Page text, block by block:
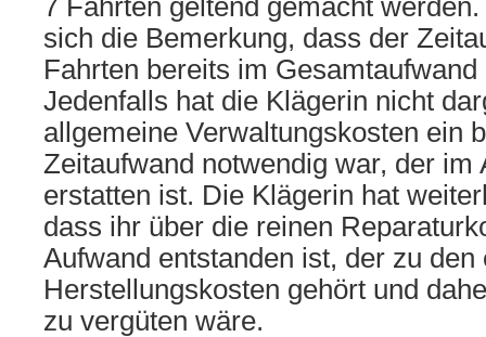
7 Fahrten geltend gemacht
sich die Bemerkung, dass der
Fahrten bereits im
Jedenfalls hat die Klägerin nicht
allgemeine Verwaltungskosten ein
Zeitaufwand notwendig war, der im
erstatten ist. Die Klägerin hat
dass ihr über die reinen
Aufwand entstanden ist, der zu den
Herstellungskosten gehört und
zu vergüten wäre.